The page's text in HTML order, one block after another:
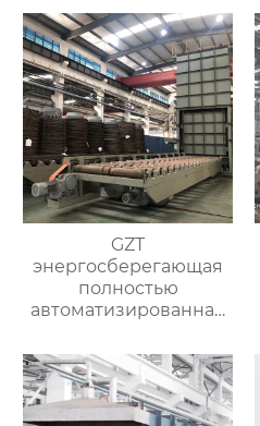
GZT
энергосберегающая
полностью
автоматизированная
контролируемой
атмосферой